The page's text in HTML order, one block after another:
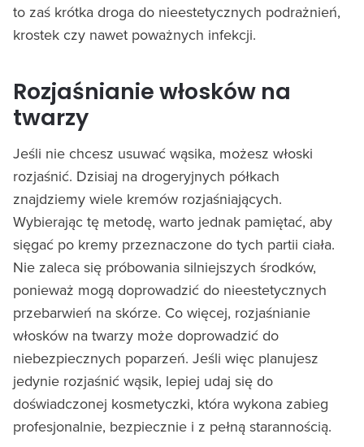
to zaś krótka droga do nieestetycznych podrażnień,
krostek czy nawet poważnych infekcji.
Rozjaśnianie włosków na
twarzy
Jeśli nie chcesz usuwać wąsika, możesz włoski
rozjaśnić. Dzisiaj na drogeryjnych półkach
znajdziemy wiele kremów rozjaśniających.
Wybierając tę metodę, warto jednak pamiętać, aby
sięgać po kremy przeznaczone do tych partii ciała.
Nie zaleca się próbowania silniejszych środków,
ponieważ mogą doprowadzić do nieestetycznych
przebarwień na skórze. Co więcej, rozjaśnianie
włosków na twarzy może doprowadzić do
niebezpiecznych poparzeń. Jeśli więc planujesz
jedynie rozjaśnić wąsik, lepiej udaj się do
doświadczonej kosmetyczki, która wykona zabieg
profesjonalnie, bezpiecznie i z pełną starannością.